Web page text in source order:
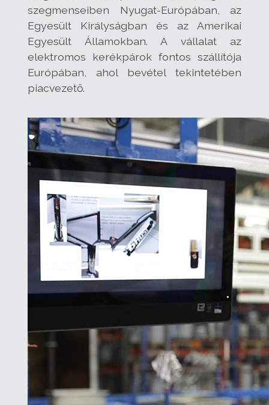
szegmenseiben Nyugat-Európában, az
Egyesült Királyságban és az Amerikai
Egyesült Államokban. A vállalat az
elektromos kerékpárok fontos szállítója
Európában, ahol bevétel tekintetében
piacvezető.